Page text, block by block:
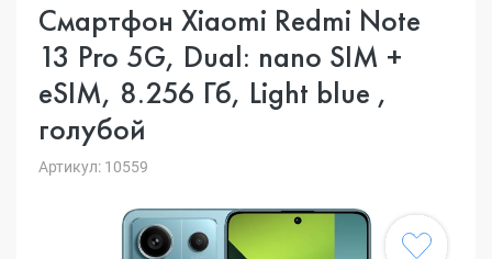
Смартфон Xiaomi Redmi Note
13 Pro 5G, Dual: nano SIM +
eSIM, 8.256 Гб, Light blue ,
голубой
Артикул: 10559